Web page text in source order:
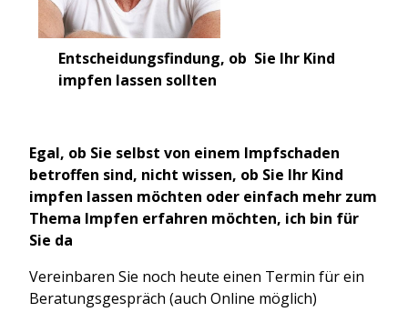
Entscheidungsfindung, ob Sie Ihr Kind
impfen lassen sollten
Egal, ob Sie selbst von einem Impfschaden
betroffen sind, nicht wissen, ob Sie Ihr Kind
impfen lassen möchten oder einfach mehr zum
Thema Impfen erfahren möchten, ich bin für
Sie da
Vereinbaren Sie noch heute einen Termin für ein
Beratungsgespräch (auch Online möglich)